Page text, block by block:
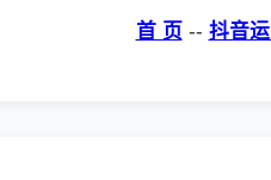
首 页 -- 抖音